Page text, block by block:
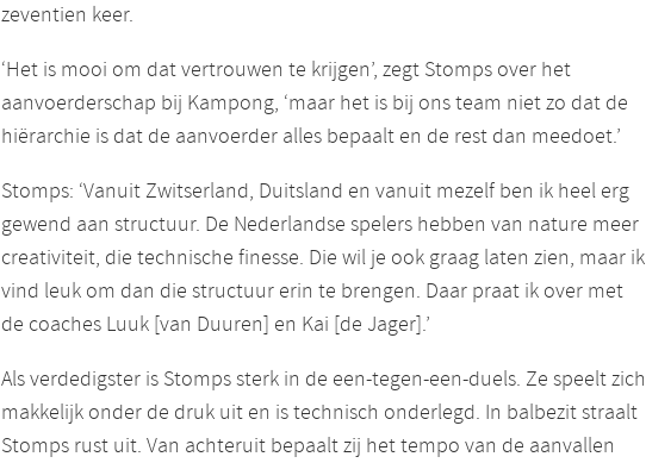
zeventien keer.
‘Het is mooi om dat vertrouwen te krijgen’, zegt Stomps over het
aanvoerderschap bij Kampong, ‘maar het is bij ons team niet zo dat de
hiërarchie is dat de aanvoerder alles bepaalt en de rest dan meedoet.’
Stomps: ‘Vanuit Zwitserland, Duitsland en vanuit mezelf ben ik heel erg
gewend aan structuur. De Nederlandse spelers hebben van nature meer
creativiteit, die technische finesse. Die wil je ook graag laten zien, maar ik
vind leuk om dan die structuur erin te brengen. Daar praat ik over met
de coaches Luuk [van Duuren] en Kai [de Jager].’
Als verdedigster is Stomps sterk in de een-tegen-een-duels. Ze speelt zich
makkelijk onder de druk uit en is technisch onderlegd. In balbezit straalt
Stomps rust uit. Van achteruit bepaalt zij het tempo van de aanvallen